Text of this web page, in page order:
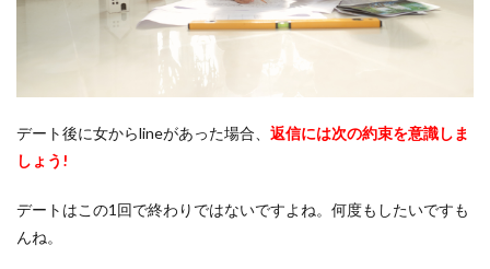
デート後に女からlineがあった場合、 返信には次の約束を意識しま
しょう!
デートはこの1回で終わりではないですよね。何度もしたいですも
んね。